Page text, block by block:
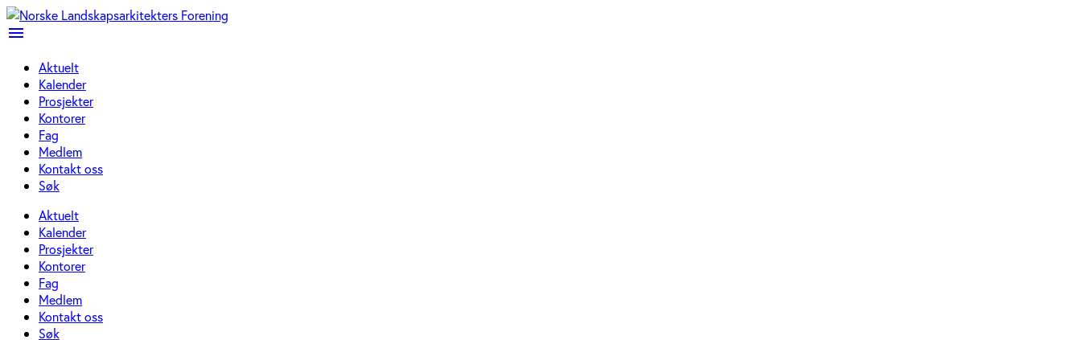
menu
Aktuelt
Kalender
Prosjekter
Kontorer
Fag
Medlem
Kontakt oss
Søk
Aktuelt
Kalender
Prosjekter
Kontorer
Fag
Medlem
Kontakt oss
Søk